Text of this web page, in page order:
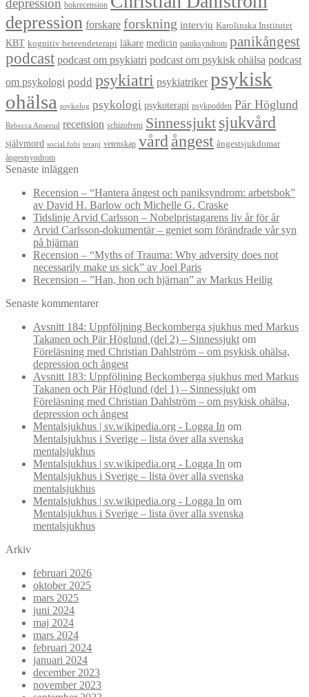
depression bokrecension
depression forskare forskning intervju Karolinska Institutet
KBT kognitiv beteendeterapi läkare medicin paniksyndrom panikångest
podcast podcast om psykiatri podcast om psykisk ohälsa podcast
om psykologi podd psykiatri psykiatriker psykisk
ohälsa psykolog psykologi psykoterapi psykpodden Pär Höglund
Rebecca Anserud recension schizofreni Sinnessjukt sjukvård
självmord social fobi terapi vetenskap vård ångest ångestsjukdomar
ångestsyndrom
Senaste inläggen
Recension – “Hantera ångest och paniksyndrom: arbetsbok”
av David H. Barlow och Michelle G. Craske
Tidslinje Arvid Carlsson – Nobelpristagarens liv år för år
Arvid Carlsson-dokumentär – geniet som förändrade vår syn
på hjärnan
Recension – “Myths of Trauma: Why adversity does not
necessarily make us sick” av Joel Paris
Recension – ”Han, hon och hjärnan” av Markus Heilig
Senaste kommentarer
Avsnitt 184: Uppföljning Beckomberga sjukhus med Markus
Takanen och Pär Höglund (del 2) – Sinnessjukt om
Föreläsning med Christian Dahlström – om psykisk ohälsa,
depression och ångest
Avsnitt 183: Uppföljning Beckomberga sjukhus med Markus
Takanen och Pär Höglund (del 1) – Sinnessjukt om
Föreläsning med Christian Dahlström – om psykisk ohälsa,
depression och ångest
Mentalsjukhus | sv.wikipedia.org - Logga In om
Mentalsjukhus i Sverige – lista över alla svenska
mentalsjukhus
Mentalsjukhus | sv.wikipedia.org - Logga In om
Mentalsjukhus i Sverige – lista över alla svenska
mentalsjukhus
Mentalsjukhus | sv.wikipedia.org - Logga In om
Mentalsjukhus i Sverige – lista över alla svenska
mentalsjukhus
Arkiv
februari 2026
oktober 2025
mars 2025
juni 2024
maj 2024
mars 2024
februari 2024
januari 2024
december 2023
november 2023